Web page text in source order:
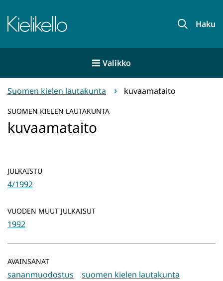
sisältöön
Etusivu Haku
Valikko
Suomen kielen lautakunta kuvaamataito
SUOMEN KIELEN LAUTAKUNTA
kuvaamataito
JULKAISTU
4/1992
VUODEN MUUT JULKAISUT
1992
AVAINSANAT
sananmuodostus
suomen kielen lautakunta